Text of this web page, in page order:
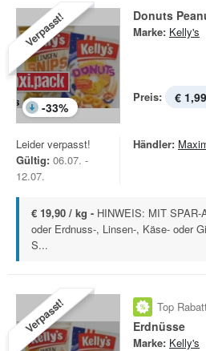
Verpasst!
-33%
Donuts
Marke: Kelly's
Preis: € 1,99
Leider verpasst!
Gültig: 06.07. -
12.07.
Händler:
€ 19,90 / kg - HINWEIS: MIT SPAR-
oder Erdnuss-, Linsen-, Käse- oder
S...
Verpasst! Top
Erdnüsse
Marke: Kelly's